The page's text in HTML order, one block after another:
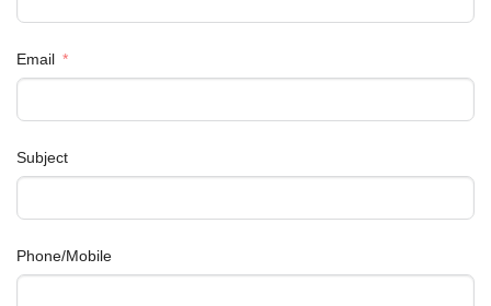
Email
Subject
Phone/Mobile